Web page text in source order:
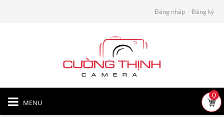
Đăng nhập Đăng ký
MENU
0